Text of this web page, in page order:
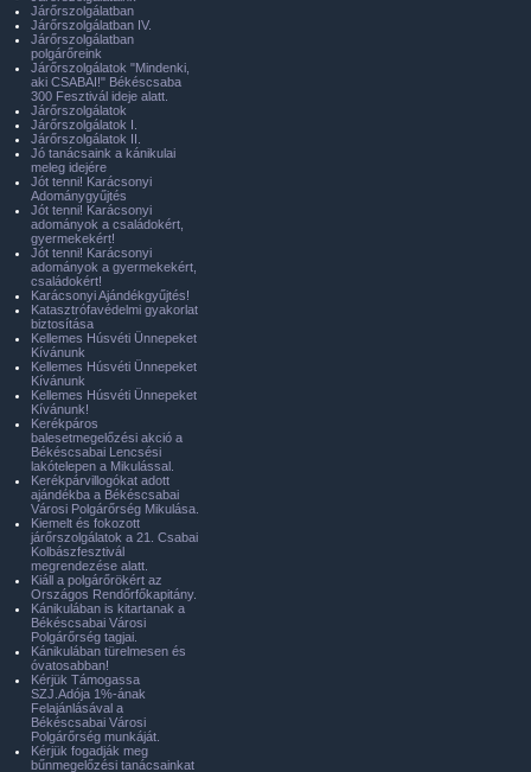
Járőrszolgálatban
Járőrszolgálatban IV.
Járőrszolgálatban
polgárőreink
Járőrszolgálatok "Mindenki,
aki CSABAI!" Békéscsaba
300 Fesztivál ideje alatt.
Járőrszolgálatok
Járőrszolgálatok I.
Járőrszolgálatok II.
Jó tanácsaink a kánikulai
meleg idejére
Jót tenni! Karácsonyi
Adománygyűjtés
Jót tenni! Karácsonyi
adományok a családokért,
gyermekekért!
Jót tenni! Karácsonyi
adományok a gyermekekért,
családokért!
Karácsonyi Ajándékgyűjtés!
Katasztrófavédelmi gyakorlat
biztosítása
Kellemes Húsvéti Ünnepeket
Kívánunk
Kellemes Húsvéti Ünnepeket
Kívánunk
Kellemes Húsvéti Ünnepeket
Kívánunk!
Kerékpáros
balesetmegelőzési akció a
Békéscsabai Lencsési
lakótelepen a Mikulással.
Kerékpárvillogókat adott
ajándékba a Békéscsabai
Városi Polgárőrség Mikulása.
Kiemelt és fokozott
járőrszolgálatok a 21. Csabai
Kolbászfesztivál
megrendezése alatt.
Kiáll a polgárőrökért az
Országos Rendőrfőkapitány.
Kánikulában is kitartanak a
Békéscsabai Városi
Polgárőrség tagjai.
Kánikulában türelmesen és
óvatosabban!
Kérjük Támogassa
SZJ.Adója 1%-ának
Felajánlásával a
Békéscsabai Városi
Polgárőrség munkáját.
Kérjük fogadják meg
bűnmegelőzési tanácsainkat